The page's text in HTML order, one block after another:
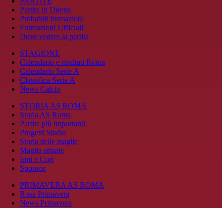
Partite in Diretta
Probabili formazioni
Formazioni Ufficiali
Dove vedere la partita
STAGIONE
Calendario e risultati Roma
Calendario Serie A
Classifica Serie A
News Calcio
STORIA AS ROMA
Storia AS Roma
Partite più importanti
Progetti Stadio
Storia delle maglie
Maglia attuale
Inni e Cori
Sponsor
PRIMAVERA AS ROMA
Rosa Primavera
News Primavera